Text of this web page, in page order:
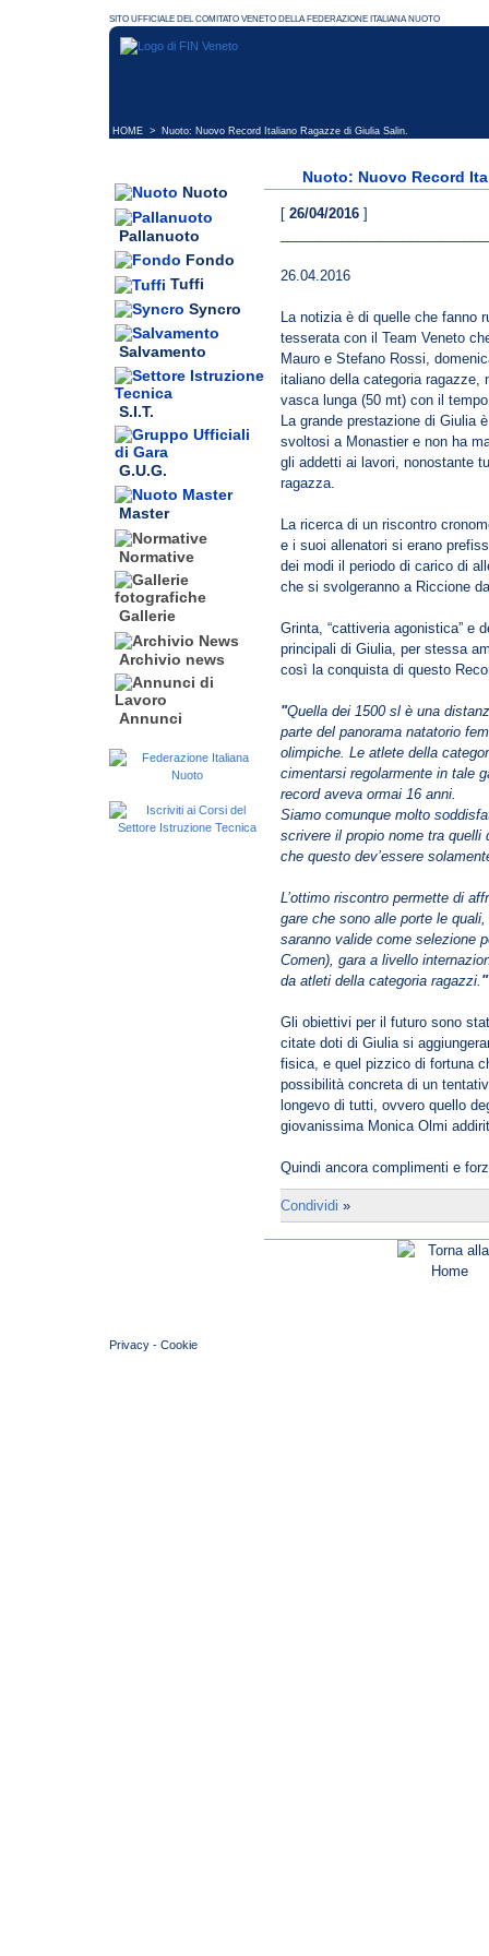
HOME > Nuoto: Nuovo Record Italiano Ragazze di Giulia Salin.
Nuoto
Pallanuoto
Fondo
Tuffi
Syncro
Salvamento
S.I.T.
G.U.G.
Master
Normative
Gallerie
Archivio news
Annunci
Nuoto: Nuovo Record
[ 26/04/2016 ]
26.04.2016
La notizia è di quelle che fanno
tesserata con il Team Veneto
Mauro e Stefano Rossi,
italiano della categoria ragazze,
vasca lunga (50 mt) con il
La grande prestazione di Giulia
svoltosi a Monastier e non ha
gli addetti ai lavori, nonostante
ragazza.
La ricerca di un riscontro
e i suoi allenatori si erano
dei modi il periodo di carico di
che si svolgeranno a Riccione
Grinta, “cattiveria agonistica” e
principali di Giulia, per stessa
così la conquista di questo
"Quella dei 1500 sl è una
parte del panorama natatorio
olimpiche. Le atlete della
cimentarsi regolarmente in tale
record aveva ormai 16 anni.
Siamo comunque molto
scrivere il propio nome tra
che questo dev’essere
L’ottimo riscontro permette di
gare che sono alle porte le
saranno valide come selezione
Comen), gara a livello
da atleti della categoria ragazzi. "
Gli obiettivi per il futuro sono
citate doti di Giulia si
fisica, e quel pizzico di fortuna
possibilità concreta di un
longevo di tutti, ovvero quello
giovanissima Monica Olmi
Quindi ancora complimenti e
Condividi »
Privacy - Cookie